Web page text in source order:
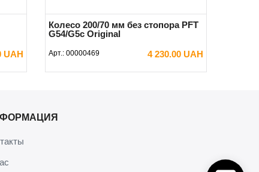
UAH
Колесо 200/70 мм без стопора PFT
G54/G5c Original
Арт.: 00000469 4 230.00 UAH
В КОРЗИНУ